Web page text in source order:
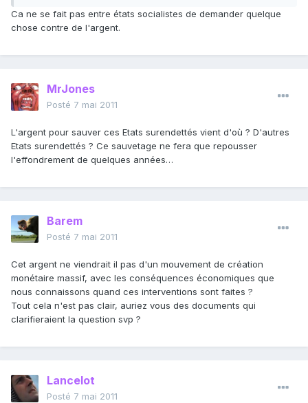
Ca ne se fait pas entre états socialistes de demander quelque
chose contre de l'argent.
MrJones
Posté 7 mai 2011
L'argent pour sauver ces Etats surendettés vient d'où ? D'autres
Etats surendettés ? Ce sauvetage ne fera que repousser
l'effondrement de quelques années…
Barem
Posté 7 mai 2011
Cet argent ne viendrait il pas d'un mouvement de création
monétaire massif, avec les conséquences économiques que
nous connaissons quand ces interventions sont faites ?
Tout cela n'est pas clair, auriez vous des documents qui
clarifieraient la question svp ?
Lancelot
Posté 7 mai 2011